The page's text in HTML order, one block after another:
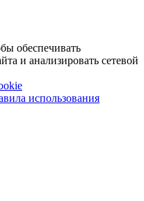
обеспечивать
и анализировать сетевой
использования